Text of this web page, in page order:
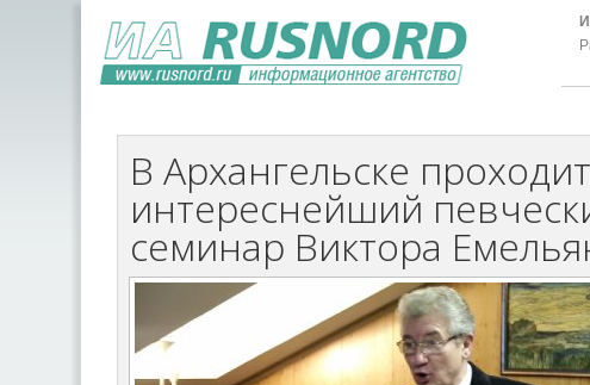
В Архангельске проходит
интереснейший
семинар Виктора